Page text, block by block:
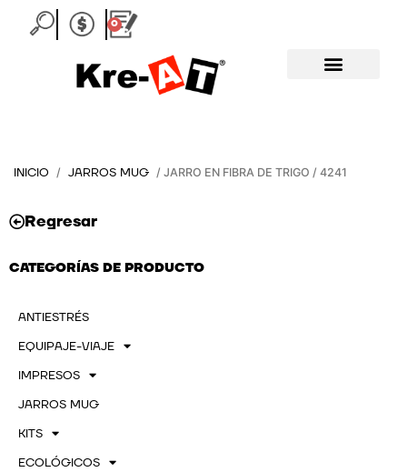
0
Carrito
INICIO / JARROS MUG / JARRO EN FIBRA DE TRIGO / 4241
Regresar
CATEGORÍAS DE PRODUCTO
ANTIESTRÉS
EQUIPAJE-VIAJE
IMPRESOS
JARROS MUG
KITS
ECOLÓGICOS